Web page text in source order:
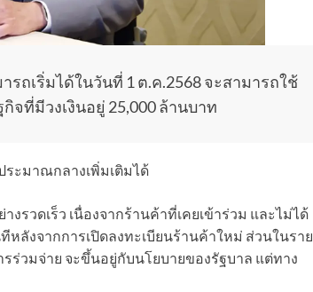
ถเริ่มได้ในวันที่ 1 ต.ค.2568 จะสามารถใช้
จที่มีวงเงินอยู่ 25,000 ล้านบาท
ะมาณกลางเพิ่มเติมได้
รวดเร็ว เนื่องจากร้านค้าที่เคยเข้าร่วม และไม่ได้
หลังจากการเปิดลงทะเบียนร้านค้าใหม่ ส่วนในราย
ร่วมจ่าย จะขึ้นอยู่กับนโยบายของรัฐบาล แต่ทาง